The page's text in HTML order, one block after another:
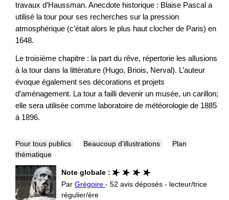
travaux d’Haussman. Anecdote historique : Blaise Pascal a
utilisé la tour pour ses recherches sur la pression
atmosphérique (c’était alors le plus haut clocher de Paris) en
1648.
Le troisième chapitre : la part du rêve, répertorie les allusions
à la tour dans la littérature (Hugo, Briois, Nerval). L’auteur
évoque également ses décorations et projets
d’aménagement. La tour a failli devenir un musée, un carillon;
elle sera utilisée comme laboratoire de météorologie de 1885
à 1896.
Pour tous publics Beaucoup d'illustrations
Plan
thématique
Note globale :
Par Grégoire - 52 avis déposés - lecteur/trice
régulier/ère